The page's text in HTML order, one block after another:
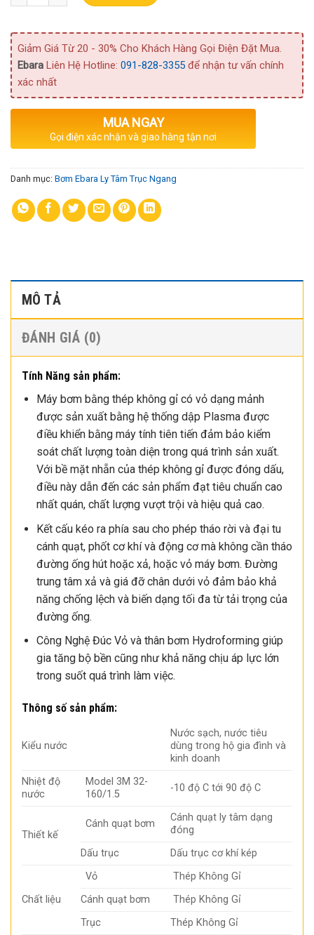
Giảm Giá Từ 20 - 30% Cho Khách Hàng Gọi Điện Đặt Mua.
Ebara Liên Hệ Hotline: 091-828-3355 để nhận tư vấn chính
xác nhất
MUA NGAY
Gọi điện xác nhận và giao hàng tận nơi
Danh mục: Bơm Ebara Ly Tâm Trục Ngang
MÔ TẢ
ĐÁNH GIÁ (0)
Tính Năng sản phẩm:
Máy bơm bằng thép không gỉ có vỏ dạng mảnh
được sản xuất bằng hệ thống dập Plasma được
điều khiển bằng máy tính tiên tiến đảm bảo kiểm
soát chất lượng toàn diện trong quá trình sản xuất.
Với bề mặt nhẵn của thép không gỉ được đóng dấu,
điều này dẫn đến các sản phẩm đạt tiêu chuẩn cao
nhất quán, chất lượng vượt trội và hiệu quả cao.
Kết cấu kéo ra phía sau cho phép tháo rời và đại tu
cánh quạt, phốt cơ khí và động cơ mà không cần tháo
đường ống hút hoặc xả, hoặc vỏ máy bơm. Đường
trung tâm xả và giá đỡ chân dưới vỏ đảm bảo khả
năng chống lệch và biến dạng tối đa từ tải trọng của
đường ống.
Công Nghệ Đúc Vỏ và thân bơm Hydroforming giúp
gia tăng bộ bền cũng như khả năng chịu áp lực lớn
trong suốt quá trình làm việc.
Thông số sản phẩm:
Kiểu nước
Nước sạch, nước tiêu
dùng trong hộ gia đình và
kinh doanh
Nhiệt độ
nước
Model 3M 32-
160/1.5
-10 độ C tới 90 độ C
Thiết kế
Cánh quạt bơm
Cánh quạt ly tâm dạng
đóng
Dấu trục
Dấu trục cơ khí kép
Chất liệu
Vỏ
Thép Không Gỉ
Cánh quạt bơm
Thép Không Gỉ
Trục
Thép Không Gỉ